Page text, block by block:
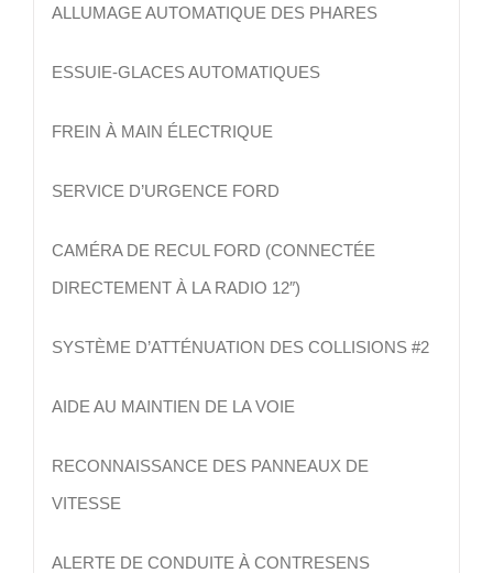
ALLUMAGE AUTOMATIQUE DES PHARES
ESSUIE-GLACES AUTOMATIQUES
FREIN À MAIN ÉLECTRIQUE
SERVICE D’URGENCE FORD
CAMÉRA DE RECUL FORD (CONNECTÉE
DIRECTEMENT À LA RADIO 12″)
SYSTÈME D’ATTÉNUATION DES COLLISIONS #2
AIDE AU MAINTIEN DE LA VOIE
RECONNAISSANCE DES PANNEAUX DE
VITESSE
ALERTE DE CONDUITE À CONTRESENS